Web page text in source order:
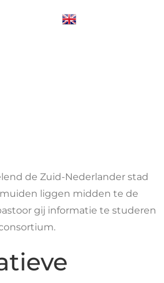
de Zuid-Nederlander stad
liggen midden te de
gij informatie te studeren